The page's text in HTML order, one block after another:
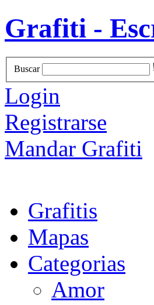
Grafiti -
Buscar
Login
Registrarse
Mandar Grafiti
Grafitis
Mapas
Categorias
Amor